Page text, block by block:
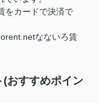
をカードで決済で
なないろ賃
(おすすめポイン